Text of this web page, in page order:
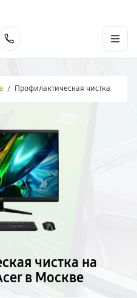
/ Профилактическая чистка
чистка на
в Москве